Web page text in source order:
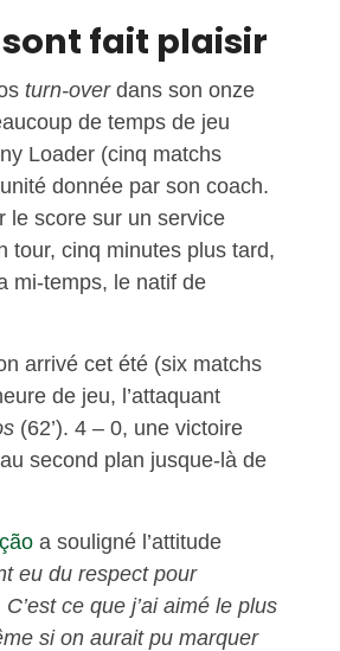
fait plaisir
turn-overdans son onze
de temps de jeu
Loader (cinq matchs
donnée par son coach.
le score sur un service
tour, cinq minutes plus tard,
mi-temps, le natif de
arrivé cet été (six matchs
de jeu, l’attaquant
(62’). 4 – 0, une victoire
second plan jusque-là de
a souligné l’attitude
eu du respect pour
ce que j’ai aimé le plus
si on aurait pu marquer